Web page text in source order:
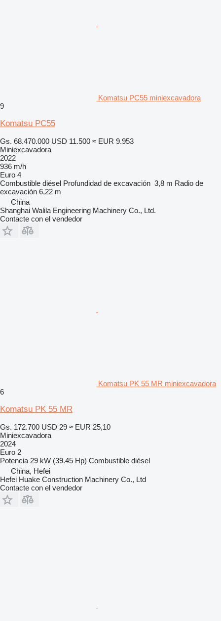
Komatsu PC55 miniexcavadora
9
Komatsu PC55
Gs. 68.470.000 USD 11.500 ≈ EUR 9.953
Miniexcavadora
2022
936 m/h
Euro 4
Combustible diésel Profundidad de excavación 3,8 m Radio de
excavación 6,22 m
China
Shanghai Walila Engineering Machinery Co., Ltd.
Contacte con el vendedor
Komatsu PK 55 MR miniexcavadora
6
Komatsu PK 55 MR
Gs. 172.700 USD 29 ≈ EUR 25,10
Miniexcavadora
2024
Euro 2
Potencia 29 kW (39.45 Hp) Combustible diésel
China, Hefei
Hefei Huake Construction Machinery Co., Ltd
Contacte con el vendedor